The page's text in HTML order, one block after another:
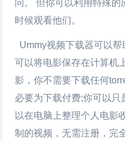
问。 但你可以利用特殊
时候观看他们。
Ummy视频下载器可以帮
可以将电影保存在计算机
影，你不需要下载任何
必要为下载付费;你可以
以在电脑上整理个人电影
制的视频，无需注册，完